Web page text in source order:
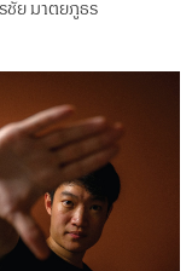
ชัย มาตยภูธร